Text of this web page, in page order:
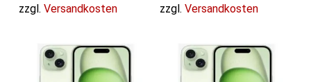
zzgl.Versandkosten zzgl.Versandkosten